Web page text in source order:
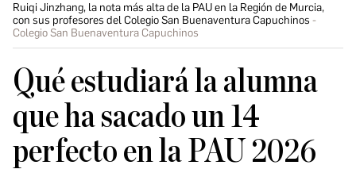
Ruiqi Jinzhang, la nota más alta de la PAU en la Región de Murcia,
con sus profesores del Colegio San Buenaventura Capuchinos
Colegio San Buenaventura Capuchinos
Qué estudiará la alumna
que ha sacado un 14
perfecto en la PAU 2026